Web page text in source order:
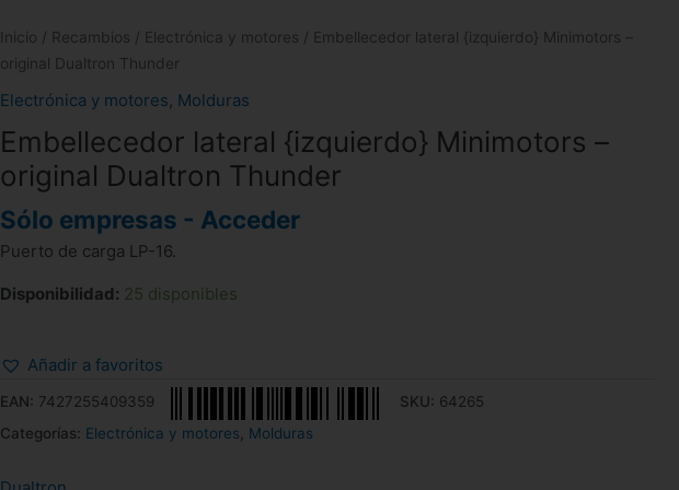
Inicio / Recambios / Electrónica y motores / Embellecedor lateral {izquierdo} Minimotors –
original Dualtron Thunder
Electrónica y motores, Molduras
Embellecedor lateral {izquierdo} Minimotors –
original Dualtron Thunder
Sólo empresas - Acceder
Puerto de carga LP-16.
Disponibilidad: 25 disponibles
Añadir a favoritos
EAN: 7427255409359 SKU: 64265
Categorías: Electrónica y motores Molduras